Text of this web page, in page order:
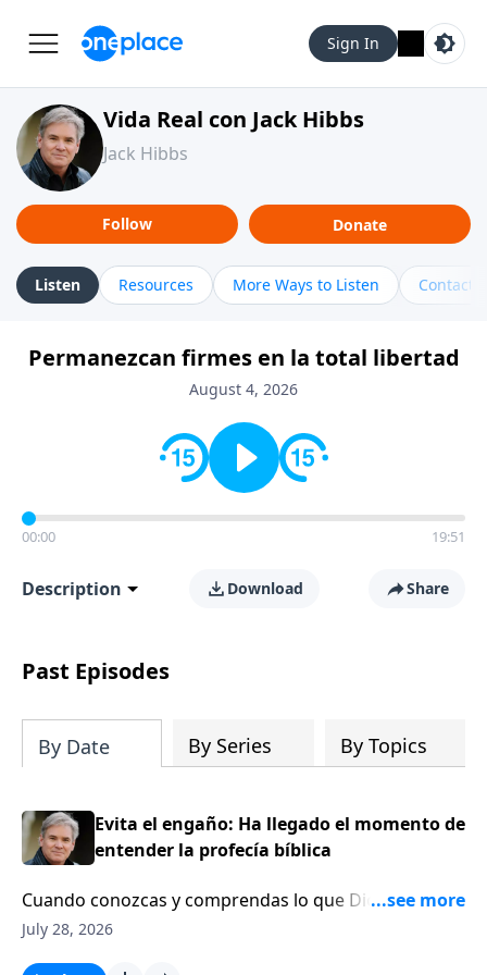
Sign In
Vida Real con Jack Hibbs
Jack Hibbs
Follow Donate
Listen Resources More Ways to Listen Contact
Permanezcan firmes en la total libertad
August 4, 2026
00:00 19:51
Description Download Share
Past Episodes
By Date By Series By Topics
Evita el engaño: Ha llegado el momento de
entender la profecía bíblica
Cuando conozcas y comprendas lo que Dios ha dicho
en su Palabra acerca del futuro, no te dejarás
July 28, 2026